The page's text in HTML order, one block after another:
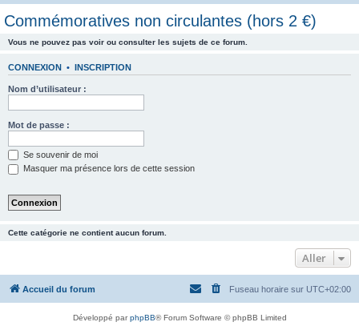
Commémoratives non circulantes (hors 2 €)
Vous ne pouvez pas voir ou consulter les sujets de ce forum.
CONNEXION • INSCRIPTION
Nom d’utilisateur :
Mot de passe :
Se souvenir de moi
Masquer ma présence lors de cette session
Cette catégorie ne contient aucun forum.
Aller
Accueil du forum Fuseau horaire sur UTC+02:00
Développé parphpBB® Forum Software © phpBB Limited